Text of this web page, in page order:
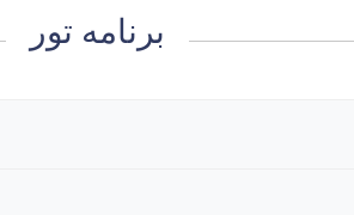
برنامه تور